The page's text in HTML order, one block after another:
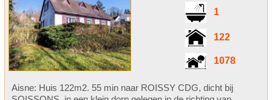
1
122
1078
Aisne: Huis 122m2. 55 min naar ROISSY CDG, dicht bij